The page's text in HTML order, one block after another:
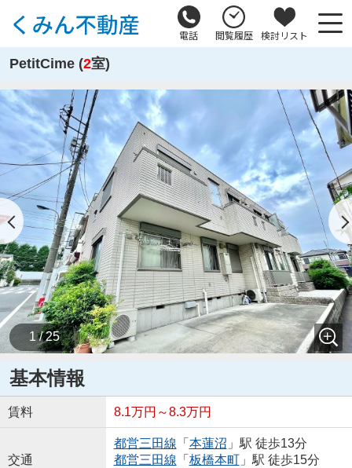
電話 閲覧履歴 検討リスト
PetitCime (2室)
1 / 25
基本情報
賃料 8.1万円～8.3万円
交通
都営三田線 「 本蓮沼 」駅 徒歩13分
都営三田線 「 板橋本町」駅 徒歩15分